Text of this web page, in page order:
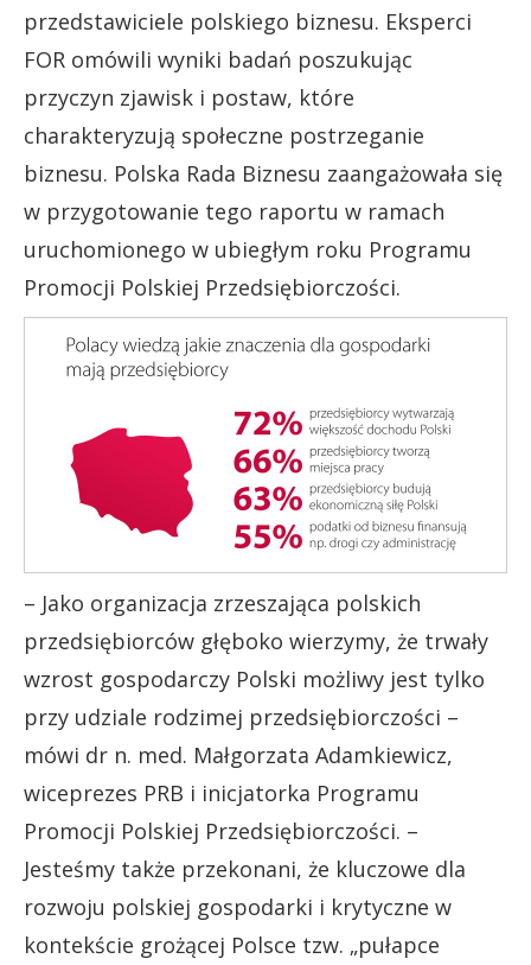
przedstawiciele polskiego biznesu. Eksperci
FOR omówili wyniki badań poszukując
przyczyn zjawisk i postaw, które
charakteryzują społeczne postrzeganie
biznesu. Polska Rada Biznesu zaangażowała się
w przygotowanie tego raportu w ramach
uruchomionego w ubiegłym roku Programu
Promocji Polskiej Przedsiębiorczości.
– Jako organizacja zrzeszająca polskich
przedsiębiorców głęboko wierzymy, że trwały
wzrost gospodarczy Polski możliwy jest tylko
przy udziale rodzimej przedsiębiorczości –
mówi dr n. med. Małgorzata Adamkiewicz,
wiceprezes PRB i inicjatorka Programu
Promocji Polskiej Przedsiębiorczości. –
Jesteśmy także przekonani, że kluczowe dla
rozwoju polskiej gospodarki i krytyczne w
kontekście grożącej Polsce tzw. „pułapce